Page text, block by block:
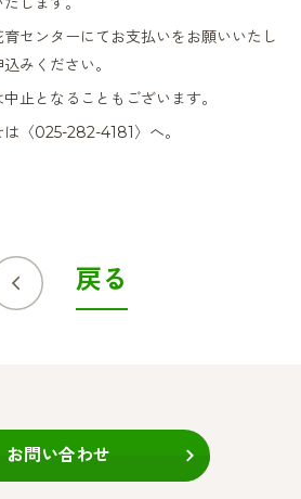
センターにてお支払いをお願いいたし
みください。
止となることもございます。
〈025-282-4181〉へ。
戻る
お問い合わせ